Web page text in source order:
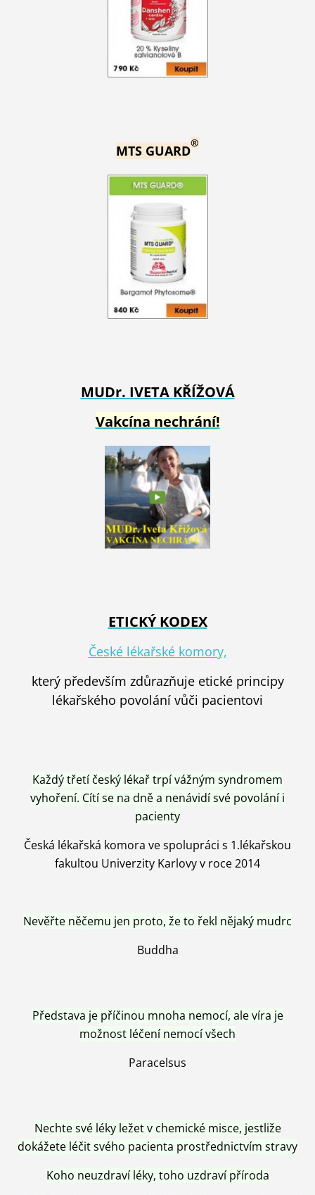
MTS GUARD®
MUDr. IVETA KŘÍŽOVÁ
Vakcína nechrání!
ETICKÝ KODEX
České lékařské komory,
který především zdůrazňuje etické principy
lékařského povolání vůči pacientovi
Každý třetí český lékař trpí vážným syndromem
vyhoření. Cítí se na dně a nenávidí své povolání i
pacienty
Česká lékařská komora ve spolupráci s 1.lékařskou
fakultou Univerzity Karlovy v roce 2014
Nevěřte něčemu jen proto, že to řekl nějaký mudrc
Buddha
Představa je příčinou mnoha nemocí, ale víra je
možnost léčení nemocí všech
Paracelsus
Nechte své léky ležet v chemické misce, jestliže
dokážete léčit svého pacienta prostřednictvím stravy
Koho neuzdraví léky, toho uzdraví příroda